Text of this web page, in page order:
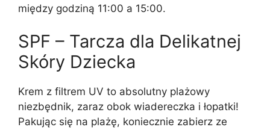
między godziną 11:00 a 15:00.
SPF – Tarcza dla Delikatnej
Skóry Dziecka
Krem z filtrem UV to absolutny plażowy
niezbędnik, zaraz obok wiadereczka i łopatki!
Pakując się na plażę, koniecznie zabierz ze